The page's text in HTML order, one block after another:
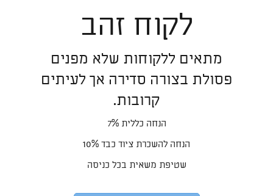
לקוח זהב
מתאים ללקוחות שלא מפנים
פסולת בצורה סדירה אך לעיתים
קרובות.
הנחה כללית 7%
הנחה להשכרת ציוד כבד 10%
שטיפת משאית בכל כניסה